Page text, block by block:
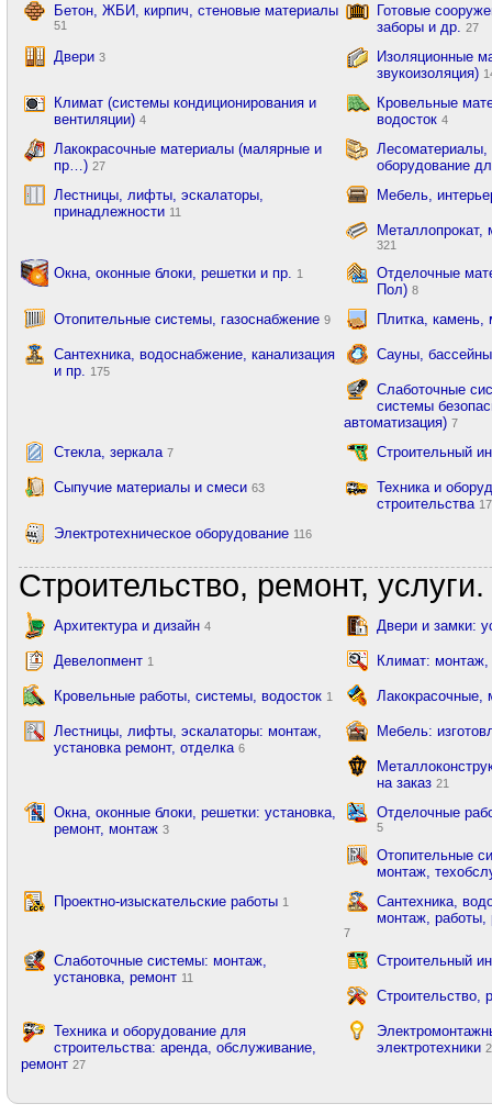
Бетон, ЖБИ, кирпич, стеновые материалы
51
Готовые
заборы и др.27
Двери 3
Изоляционные
звукоизоляция)
Климат (системы кондиционирования и
вентиляции) 4
Кровельные
водосток4
Лакокрасочные материалы (малярные и
пр…) 27
оборудование
Лестницы, лифты, эскалаторы,
принадлежности 11
Мебель,
321
Окна, оконные блоки, решетки и пр. 1
Отделочные
Пол)8
Отопительные системы, газоснабжение 9 Плитка, камень,
Сантехника, водоснабжение, канализация
и пр.
175
Сауны,
Слаботочные
системы
автоматизация)7
Стекла, зеркала 7 Строительный
Сыпучие материалы и смеси 63
Техника и
строительства
Электротехническое оборудование 116
Строительство, ремонт, услуги.
Архитектура и дизайн 4 Двери и замки:
Девелопмент 1 Климат:
Кровельные работы, системы, водосток 1
Лестницы, лифты, эскалаторы: монтаж,
установка ремонт, отделка 6
Мебель:
на заказ21
Окна, оконные блоки, решетки: установка,
ремонт, монтаж 3
Отделочные
5
Отопительные
монтаж,
Проектно-изыскательские работы 1
Сантехника,
монтаж, работы,
7
Слаботочные системы: монтаж,
установка, ремонт 11
Строительный
Строительство,
Техника и оборудование для
строительства: аренда, обслуживание,
ремонт 27
электротехники